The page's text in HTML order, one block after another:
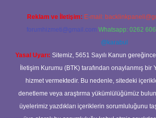
Reklam ve İletişim: E-mail:
forumhizmeti@gmail.com Whatsapp: 0262
@karabul
Yasal Uyarı: Sitemiz, 5651 Sayılı Kanun
İletişim Kurumu (BTK) tarafından onaylanmış bir
hizmet vermektedir. Bu nedenle, sitedeki
denetleme veya araştırma yükümlülüğümüz
üyelerimiz yazdıkları içeriklerin sorumluluğunu